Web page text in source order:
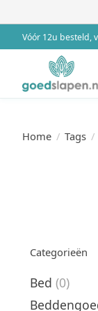
Vóór 12u besteld,
Home / Tags /
Categorieën
Bed (0)